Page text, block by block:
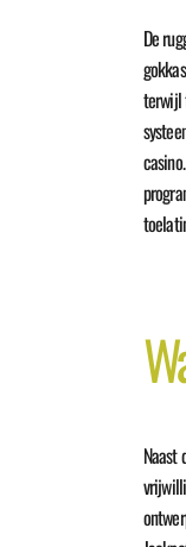
De
terwijl
Naast